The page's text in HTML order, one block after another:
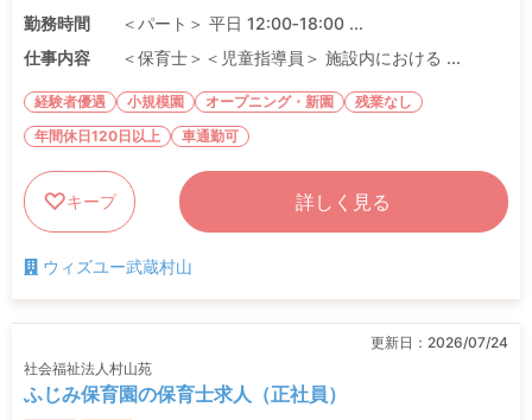
勤務時間
＜パート＞ 平日 12:00‐18:00 ...
仕事内容
＜保育士＞＜児童指導員＞ 施設内における ...
経験者優遇 小規模園 オープニング・新園
残業なし
年間休日120日以上
車通勤可
キープ 詳しく見る
ウィズユー武蔵村山
更新日： 2026/07/24
社会福祉法人村山苑
ふじみ保育園の保育士求人（正社員）